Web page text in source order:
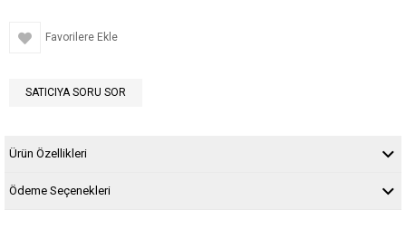
Favorilere Ekle
SATICIYA SORU SOR
Ürün Özellikleri
Ödeme Seçenekleri